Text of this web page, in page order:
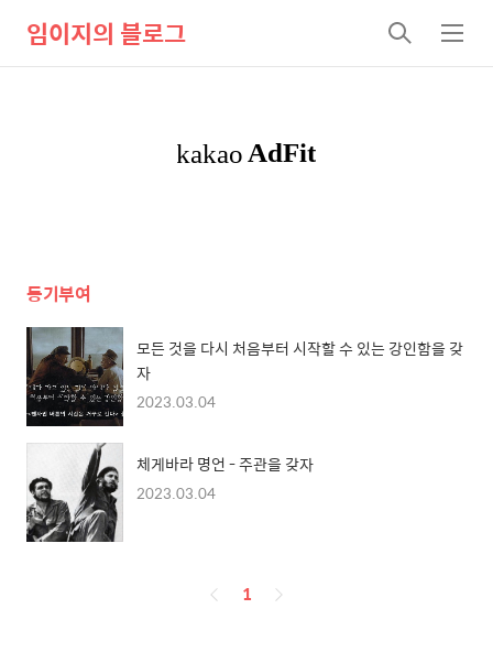
임이지의 블로그
검
색
메
뉴
동기부여
모든 것을 다시 처음부터 시작할 수 있는 강인함을 갖
자
2023.03.04
체게바라 명언 - 주관을 갖자
2023.03.04
페
1